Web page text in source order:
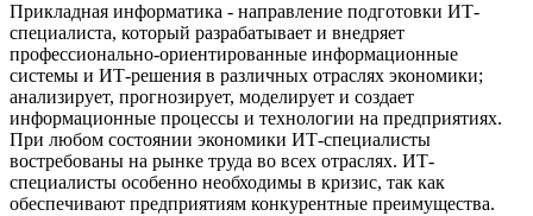
Прикладная информатика - направление подготовки ИТ-
специалиста, который разрабатывает и внедряет
профессионально-ориентированные информационные
системы и ИТ-решения в различных отраслях экономики;
анализирует, прогнозирует, моделирует и создает
информационные процессы и технологии на предприятиях.
При любом состоянии экономики ИТ-специалисты
востребованы на рынке труда во всех отраслях. ИТ-
специалисты особенно необходимы в кризис, так как
обеспечивают предприятиям конкурентные преимущества.